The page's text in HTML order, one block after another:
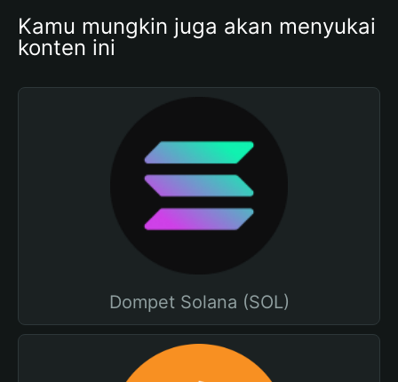
Kamu mungkin juga akan menyukai
konten ini
Dompet Solana (SOL)